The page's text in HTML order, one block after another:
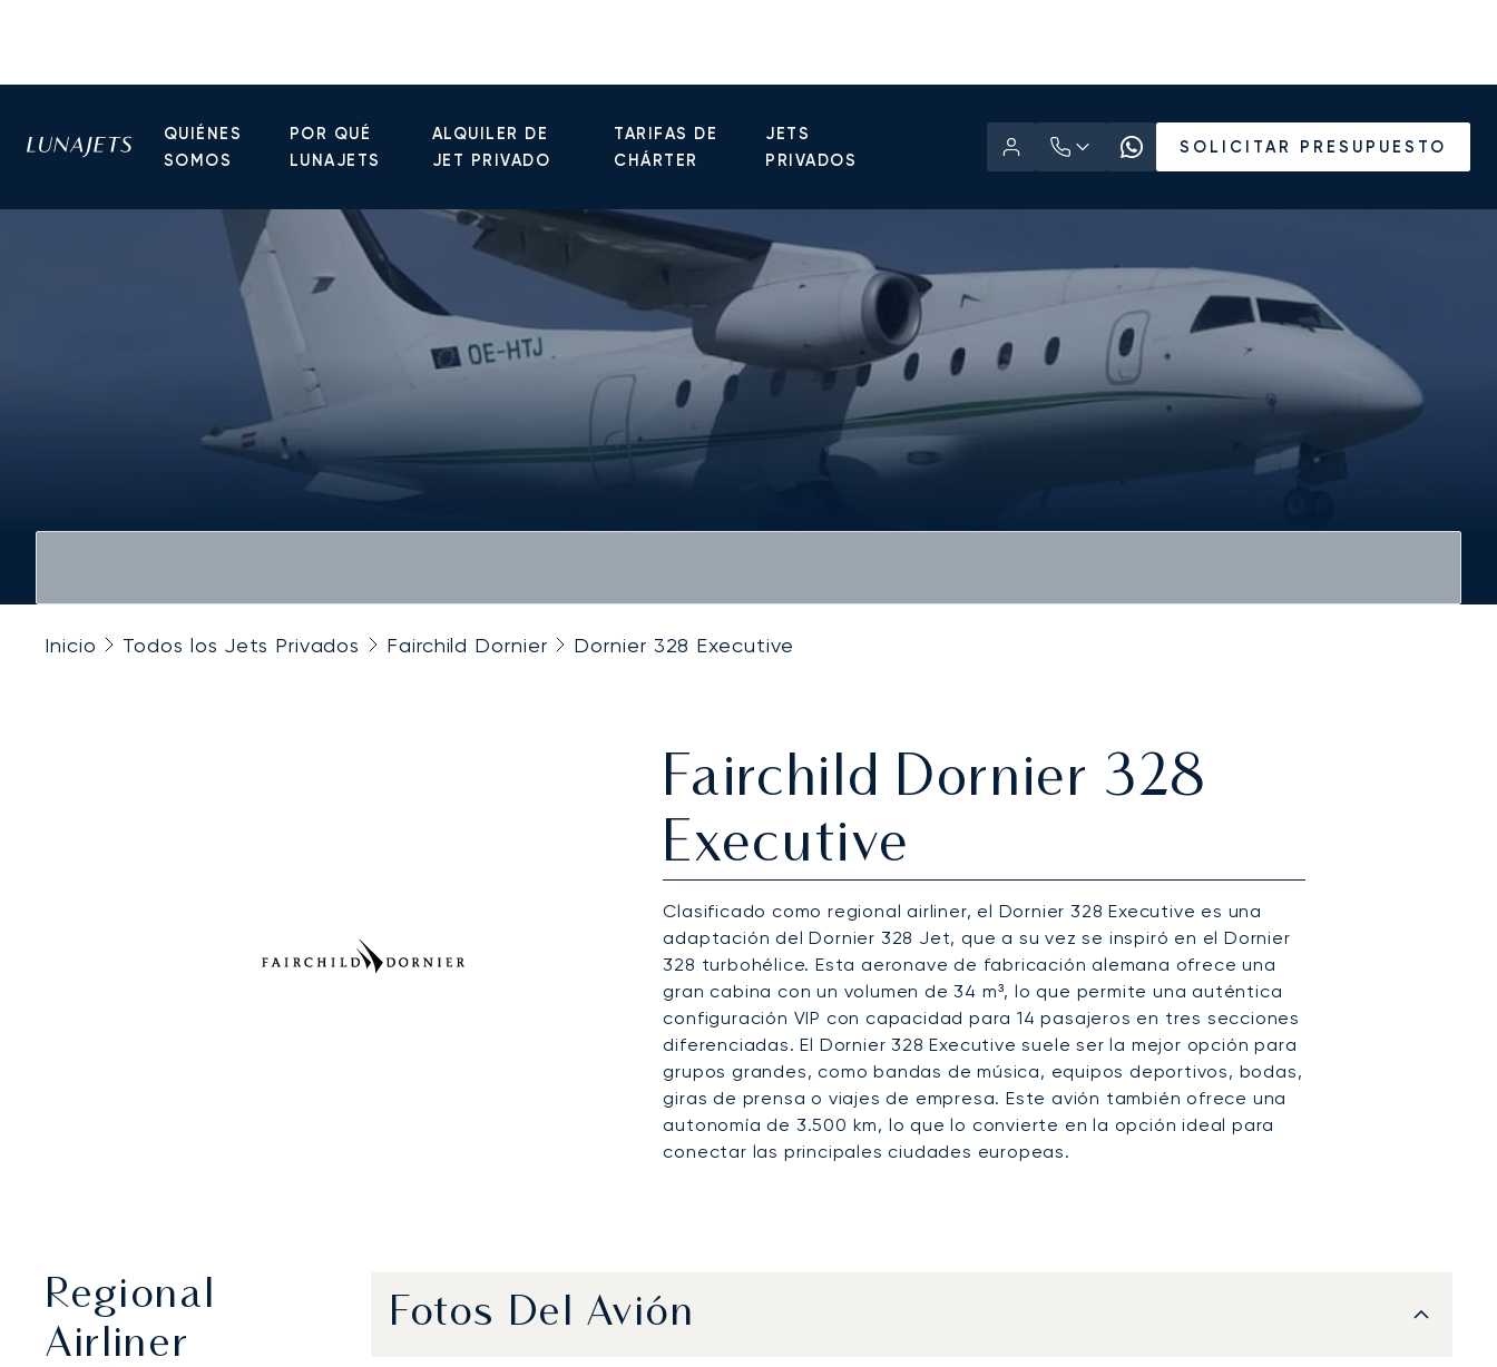
QUIÉNES
SOMOS
POR QUÉ
LUNAJETS
ALQUILER DE
JET PRIVADO
TARIFAS DE
CHÁRTER
JETS
PRIVADOS
SOLICITAR PRESUPUESTO
Inicio Todos los Jets Privados Fairchild Dornier Dornier 328 Executive
Fairchild Dornier 328
Executive
Clasificado como regional airliner, el Dornier 328 Executive es una
adaptación del Dornier 328 Jet, que a su vez se inspiró en el Dornier
328 turbohélice. Esta aeronave de fabricación alemana ofrece una
gran cabina con un volumen de 34 m³, lo que permite una auténtica
configuración VIP con capacidad para 14 pasajeros en tres secciones
diferenciadas. El Dornier 328 Executive suele ser la mejor opción para
grupos grandes, como bandas de música, equipos deportivos, bodas,
giras de prensa o viajes de empresa. Este avión también ofrece una
autonomía de 3.500 km, lo que lo convierte en la opción ideal para
conectar las principales ciudades europeas.
Regional
Airliner
Fotos Del Avión